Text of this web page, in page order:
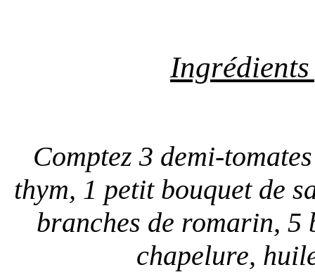
Comptez 3 demi-
thym, 1 petit bouquet de
branches de romarin, 5
chapelure,